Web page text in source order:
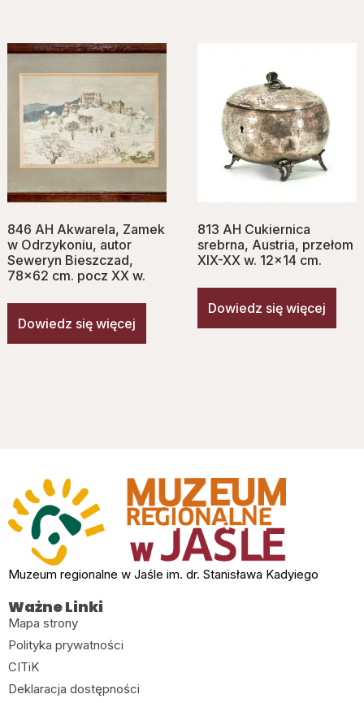
846 AH Akwarela, Zamek
w Odrzykoniu, autor
Seweryn Bieszczad,
78×62 cm. pocz XX w.
Dowiedz się więcej
813 AH Cukiernica
srebrna, Austria, przełom
XIX-XX w. 12×14 cm.
Dowiedz się więcej
Muzeum regionalne w Jaśle im. dr. Stanisława Kadyiego
Ważne Linki
Mapa strony
Polityka prywatności
CITiK
Deklaracja dostępności